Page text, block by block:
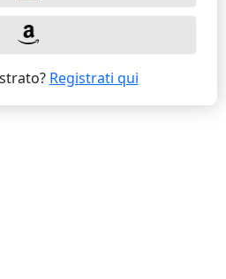
Registrati qui